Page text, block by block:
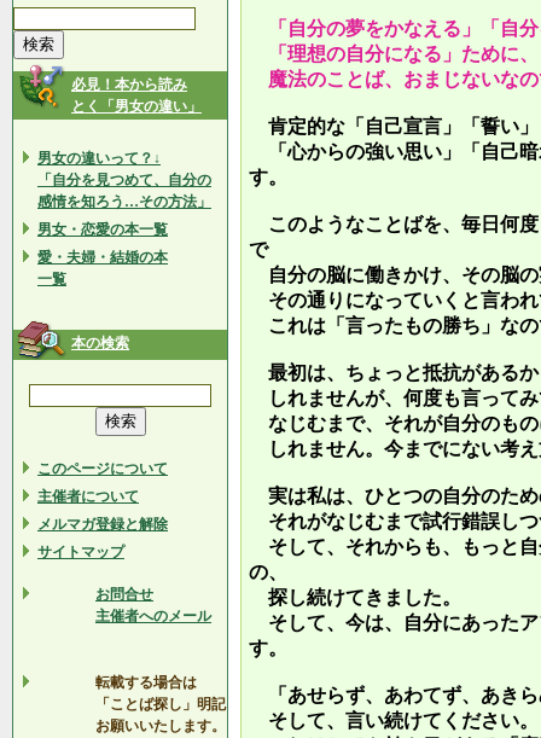
必見！本から読み
とく「男女の違い」
男女の違いって？↓
「自分を見つめて、自分の
感情を知ろう…その方法」
男女・恋愛の本一覧
愛・夫婦・結婚の本
一覧
本の検索
このページについて
主催者について
メルマガ登録と解除
サイトマップ
お問合せ
主催者へのメール
転載する場合は
「ことば探し」明記
お願いいたします。
「自分の夢をかなえる」「自
「理想の自分になる」ために
魔法のことば、おまじないな
肯定的な「自己宣言」「誓い
「心からの強い思い」「自己
す。
このようなことばを、毎日何
で
自分の脳に働きかけ、その脳
その通りになっていくと言わ
これは「言ったもの勝ち」な
最初は、ちょっと抵抗がある
しれませんが、何度も言って
なじむまで、それが自分のも
しれません。今までにない考
実は私は、ひとつの自分のた
それがなじむまで試行錯誤し
そして、それからも、もっと
の、
探し続けてきました。
そして、今は、自分にあった
す。
「あせらず、あわてず、あき
そして、言い続けてください。